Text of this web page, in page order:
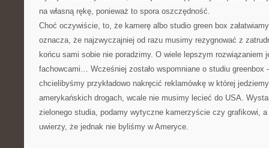
na własną rękę, ponieważ to spora oszczędność.
Choć oczywiście, to, że kamerę albo studio green box
oznacza, że najzwyczajniej od razu musimy rezygnować z
końcu sami sobie nie poradzimy. O wiele lepszym rozwiązaniem
fachowcami… Wcześniej zostało wspomniane o studiu
chcielibyśmy przykładowo nakręcić reklamówkę w której
amerykańskich drogach, wcale nie musimy lecieć do USA.
zielonego studia, podamy wytyczne kamerzyście czy grafikowi,
uwierzy, że jednak nie byliśmy w Ameryce.